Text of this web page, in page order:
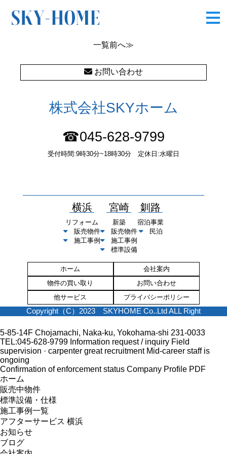
一覧前へ≫
お問い合わせ
株式会社SKYホーム
☎045-628-9799
受付時間:9時30分~18時30分 定休日:水曜日
横浜
リフォーム
販売物件
施工事例
宮崎
新築
販売物件
施工事例
標準設備
釧路
宿泊事業
民泊
ホーム
会社案内
物件の買い取り
お問い合わせ
他サービス
プライバシーポリシー
Copyright（C）2023 SKYHOME Co..Ltd ALL Right
5-85-14F Chojamachi, Naka-ku, Yokohama-shi 231-0033
TEL:045-628-9799 Information request / inquiry Field
supervision · carpenter great recruitment Mid-career staff is
ongoing
Confirmation of enforcement status Company Profile PDF
ホーム
販売中物件
標準設備・仕様
施工事例一覧
アフターサービス 横浜
お知らせ
ブログ